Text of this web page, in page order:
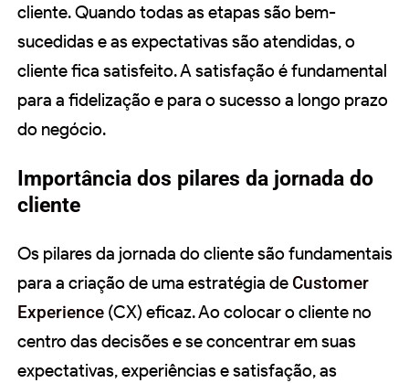
cliente. Quando todas as etapas são bem-
sucedidas e as expectativas são atendidas, o
cliente fica satisfeito. A satisfação é fundamental
para a fidelização e para o sucesso a longo prazo
do negócio.
Importância dos pilares da jornada do
cliente
Os pilares da jornada do cliente são fundamentais
para a criação de uma estratégia de Customer
Experience (CX) eficaz. Ao colocar o cliente no
centro das decisões e se concentrar em suas
expectativas, experiências e satisfação, as